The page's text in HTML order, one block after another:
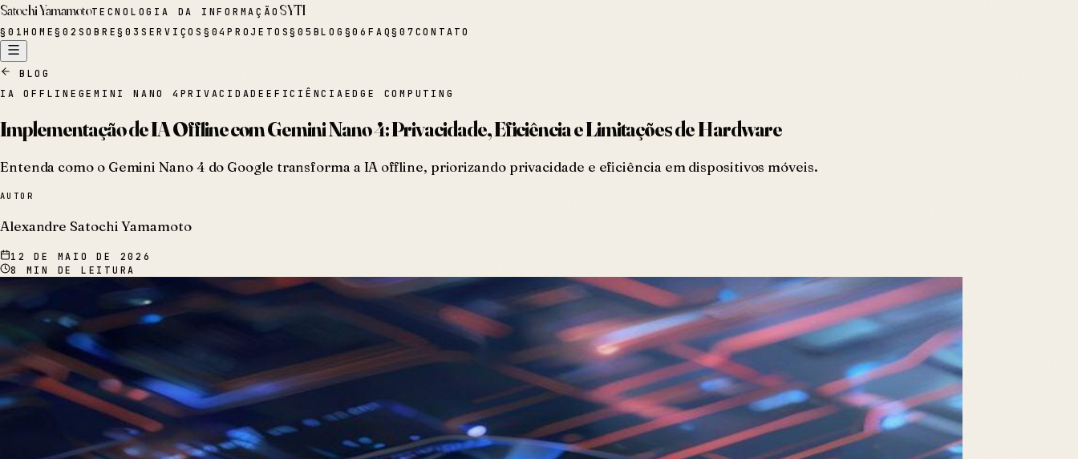
Satochi YamamotoTECNOLOGIA DA INFORMAÇÃO SYTI
§ 01HOME§02 SOBRE§03 SERVIÇOS § 04PROJETOS§05 BLOG §06 FAQ§07 CONTATO
BLOG
IA OFFLINE GEMINI NANO 4 PRIVACIDADEEFICIÊNCIA EDGE COMPUTING
Implementação de IA Offline com Gemini Nano 4: Privacidade, Eficiência e Limitações de Hardware
Entenda como o Gemini Nano 4 do Google transforma a IA offline, priorizando privacidade e eficiência em dispositivos móveis.
AUTOR
Alexandre Satochi Yamamoto
12 DE MAIO DE 2026
8
MIN DE LEITURA